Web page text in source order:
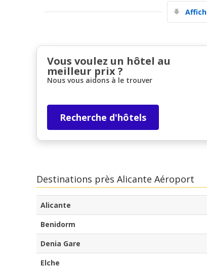
Vous voulez un hôtel au
meilleur prix ?
Nous vous aidons à le trouver
Recherche d'hôtels
Destinations près Alicante Aéroport
Alicante
Benidorm
Denia Gare
Elche